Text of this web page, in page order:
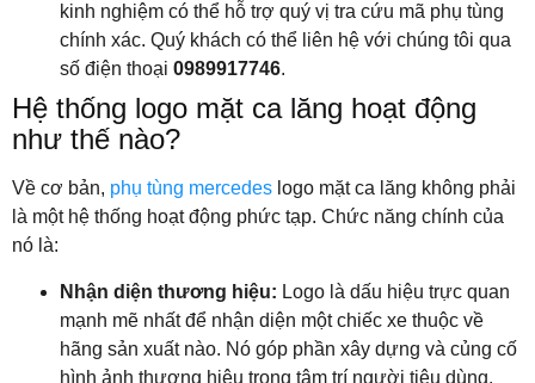
kinh nghiệm có thể hỗ trợ quý vị tra cứu mã phụ tùng
chính xác. Quý khách có thể liên hệ với chúng tôi qua
số điện thoại 0989917746.
Hệ thống logo mặt ca lăng hoạt động
như thế nào?
Về cơ bản, phụ tùng mercedes logo mặt ca lăng không phải
là một hệ thống hoạt động phức tạp. Chức năng chính của
nó là:
Nhận diện thương hiệu: Logo là dấu hiệu trực quan
mạnh mẽ nhất để nhận diện một chiếc xe thuộc về
hãng sản xuất nào. Nó góp phần xây dựng và củng cố
hình ảnh thương hiệu trong tâm trí người tiêu dùng.